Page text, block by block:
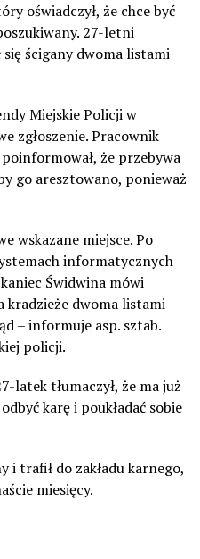
oświadczył, że chce być
27-letni
się ścigany dwoma listami
Miejskie Policji w
zgłoszenie. Pracownik
że przebywa
go aresztowano, ponieważ
wskazane miejsce. Po
informatycznych
Świdwina mówi
kradzieże dwoma listami
– informuje asp. sztab.
policji.
latek tłumaczył, że ma już
karę i poukładać sobie
i trafił do zakładu karnego,
miesięcy.